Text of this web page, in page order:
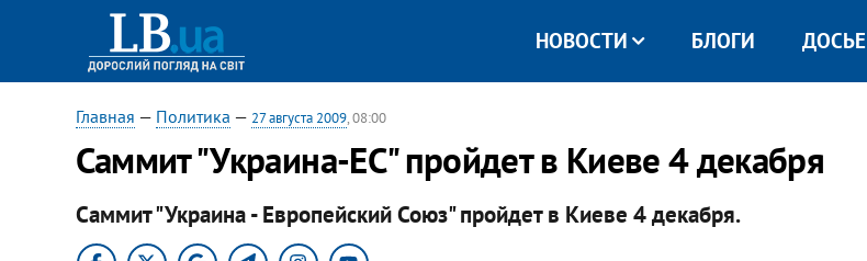
НОВОСТИ БЛОГИ ДОСЬЕ
Главная — Политика — 27 августа 2009, 08:00
Саммит "Украина-ЕС" пройдет в Киеве 4 декабря
Саммит "Украина - Европейский Союз" пройдет в Киеве 4 декабря.